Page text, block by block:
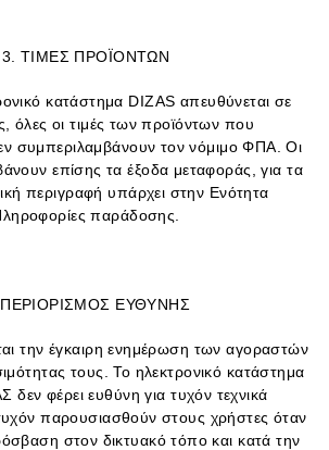
3. ΤΙΜΕΣ ΠΡΟΪΟΝΤΩΝ
κατάστημα DIZAS απευθύνεται σε
όλες οι τιμές των προϊόντων που
συμπεριλαμβάνουν τον νόμιμο ΦΠΑ. Οι
επίσης τα έξοδα μεταφοράς, για τα
περιγραφή υπάρχει στην Ενότητα
παράδοσης.
ΕΥΘΥΝΗΣ
την έγκαιρη ενημέρωση των αγοραστών
τους. Το ηλεκτρονικό κατάστημα
δεν φέρει ευθύνη για τυχόν τεχνικά
παρουσιασθούν στους χρήστες όταν
στον δικτυακό τόπο και κατά την